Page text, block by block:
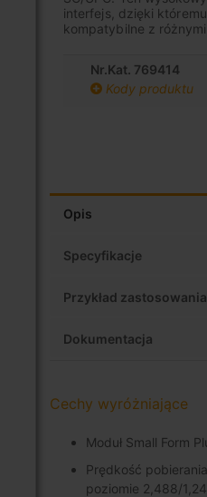
interfejs, dzięki
kompatybilne z
Nr.Kat. 769414
Kody produktu
Opis
Specyfikacje
Przykład zastosowania
Dokumentacja
Cechy wyróżniające
Moduł Small Form
Prędkość
poziomie 2,488/